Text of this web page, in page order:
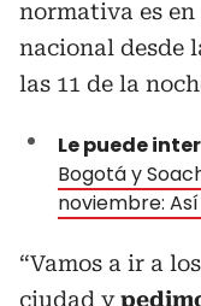
normativa es en
nacional desde
las 11 de la
Le puede
Bogotá y
noviembre:
“Vamos a ir a
ciudad y